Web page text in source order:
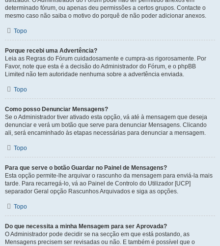
determinado fórum, ou apenas deu permissões a certos grupos. Contacte o
mesmo caso não saiba o motivo do porquê de não poder adicionar anexos.
Topo
Porque recebi uma Advertência?
Leia as Regras do Fórum cuidadosamente e cumpra-as rigorosamente. Por
Favor, note que esta é a decisão do Administrador do Fórum, e o phpBB
Limited não tem autoridade nenhuma sobre a advertência enviada.
Topo
Como posso Denunciar Mensagens?
Se o Administrador tiver ativado esta opção, vá até à mensagem que deseja
denunciar e verá um botão que serve para denunciar Mensagens. Clicando
ali, será encaminhado às etapas necessárias para denunciar a mensagem.
Topo
Para que serve o botão Guardar no Painel de Mensagens?
Esta opção permite-lhe arquivar o rascunho da mensagem para enviá-la mais
tarde. Para recarregá-lo, vá ao Painel de Controlo do Utilizador [UCP]
separador Geral opção Rascunhos Arquivados e siga as opções.
Topo
Do que necessita a minha Mensagem para ser Aprovada?
O Administrador pode decidir se na secção em que está postando, as
Mensagens precisem ser revisadas ou não. E também é possível que o